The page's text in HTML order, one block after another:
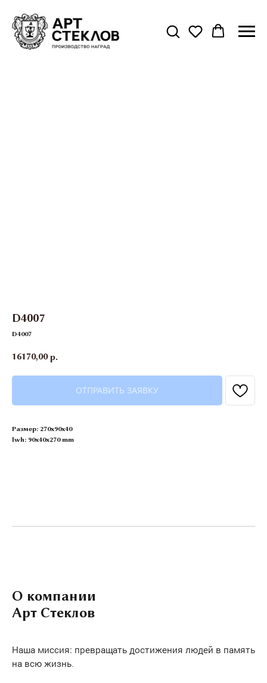
D4007
D4007
16170,00 р.
ОТПРАВИТЬ ЗАЯВКУ
Размер: 270х90х40
lwh: 90x40x270 mm
О компании
Арт Стеклов
Наша миссия: превращать достижения людей в память
на всю жизнь.